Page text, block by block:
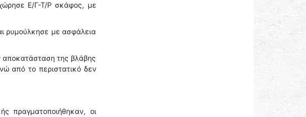
Ε/Γ-Τ/Ρ σκάφος, με
ρυμούλκησε με ασφάλεια
αποκατάσταση της βλάβης
από το περιστατικό δεν
πραγματοποιήθηκαν, οι